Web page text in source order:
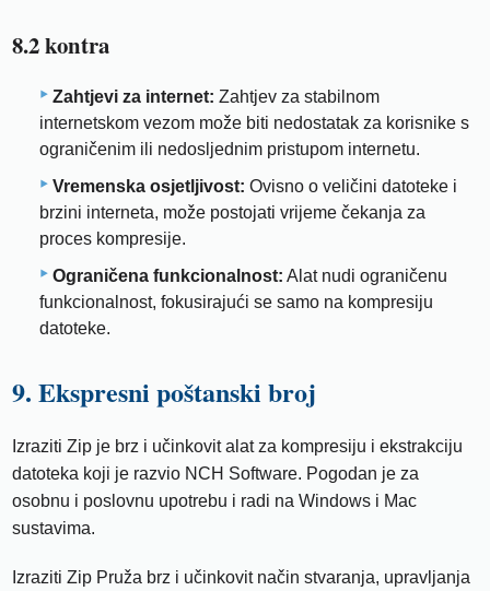
8.2 kontra
Zahtjevi za internet: Zahtjev za stabilnom
internetskom vezom može biti nedostatak za korisnike s
ograničenim ili nedosljednim pristupom internetu.
Vremenska osjetljivost: Ovisno o veličini datoteke i
brzini interneta, može postojati vrijeme čekanja za
proces kompresije.
Ograničena funkcionalnost: Alat nudi ograničenu
funkcionalnost, fokusirajući se samo na kompresiju
datoteke.
9. Ekspresni poštanski broj
Izraziti Zip je brz i učinkovit alat za kompresiju i ekstrakciju
datoteka koji je razvio NCH Software. Pogodan je za
osobnu i poslovnu upotrebu i radi na Windows i Mac
sustavima.
Izraziti Zip Pruža brz i učinkovit način stvaranja, upravljanja